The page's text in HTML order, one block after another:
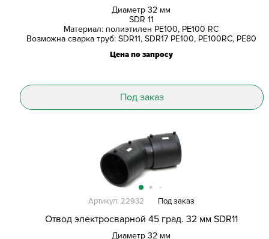
Диаметр 32 мм
SDR 11
Материал: полиэтилен PE100, PE100 RC
Возможна сварка труб: SDR11, SDR17 PE100, PE100RC, PE80
Цена по запросу
Под заказ
Отвод электросварной 45 град. 32 мм SDR11
Диаметр 32 мм
Артикул: 22932 Под заказ